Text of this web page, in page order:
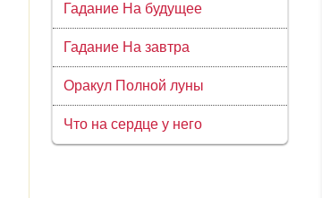
Гадание На будущее
Гадание На завтра
Оракул Полной луны
Что на сердце у него